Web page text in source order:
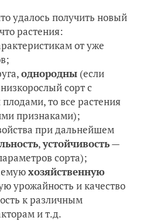
удалось получить новый
растения:
от уже
однородны (если
сорт с
то все растения
признаками);
при дальнейшем
,устойчивость—
сорта);
хозяйственную
урожайность и качество
к различным
и т.д.